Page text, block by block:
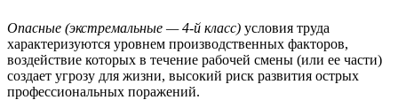
Опасные (экстремальные — 4-й класс) условия труда
характеризуются уровнем производственных факторов,
воздействие которых в течение рабочей смены (или ее части)
создает угрозу для жизни, высокий риск развития острых
профессиональных поражений.